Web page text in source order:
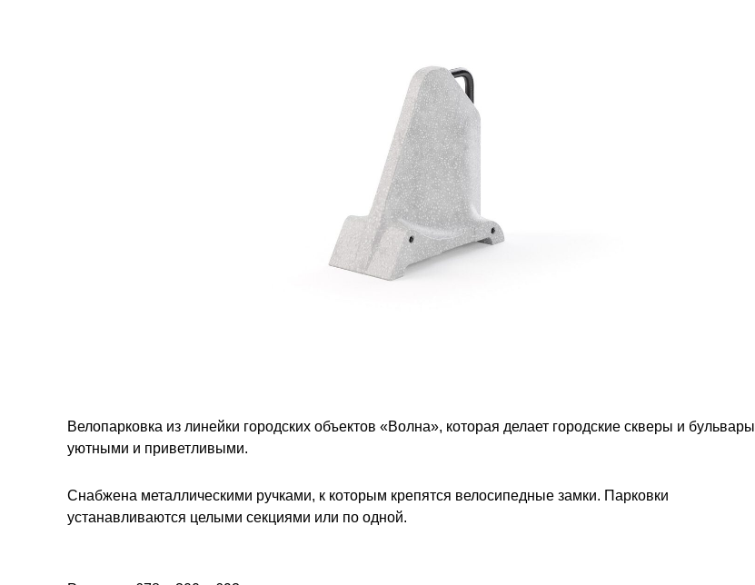
Велопарковка из линейки городских объектов «Волна», которая делает городские скверы и бульвары
уютными и приветливыми.
Снабжена металлическими ручками, к которым крепятся велосипедные замки. Парковки
устанавливаются целыми секциями или по одной.